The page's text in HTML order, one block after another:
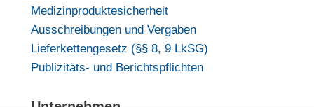
Medizinproduktesicherheit
Ausschreibungen und Vergaben
Lieferkettengesetz (§§ 8, 9 LkSG)
Publizitäts- und Berichtspflichten